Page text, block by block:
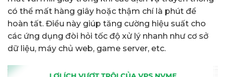
có thể mất hàng giây hoặc thậm chí là phút để
hoàn tất. Điều này giúp tăng cường hiệu suất cho
các ứng dụng đòi hỏi tốc độ xử lý nhanh như cơ sở
dữ liệu, máy chủ web, game server, etc.